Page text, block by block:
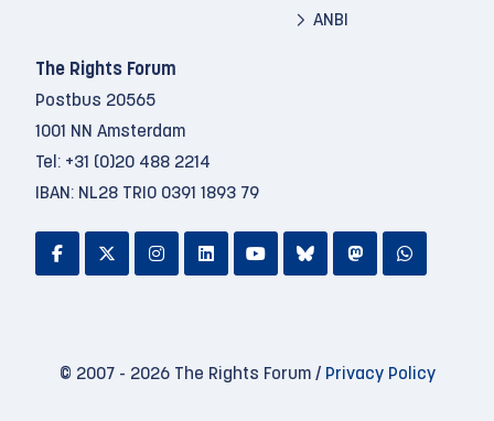
ANBI
The Rights Forum
Postbus 20565
1001 NN Amsterdam
Tel: +31 (0)20 488 2214
IBAN: NL28 TRIO 0391 1893 79
© 2007 - 2026 The Rights Forum / Privacy Policy